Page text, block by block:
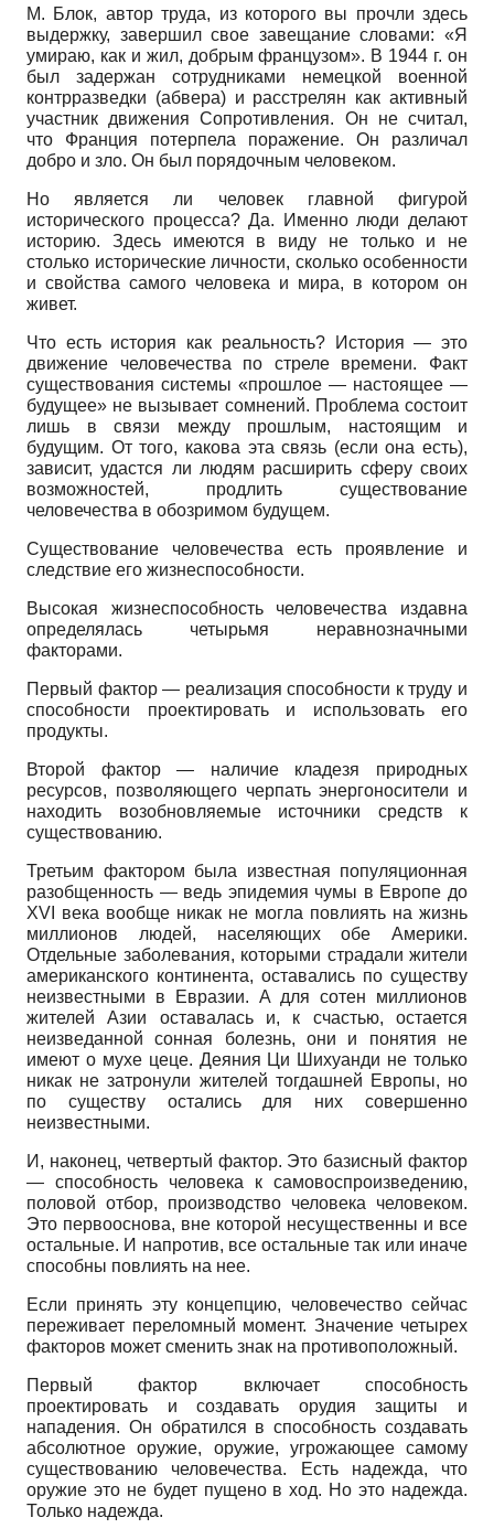
М. Блок, автор труда, из которого вы прочли здесь
выдержку, завершил свое завещание словами: «Я
умираю, как и жил, добрым французом». В 1944 г. он
был задержан сотрудниками немецкой военной
контрразведки (абвера) и расстрелян как активный
участник движения Сопротивления. Он не считал,
что Франция потерпела поражение. Он различал
добро и зло. Он был порядочным человеком.
Но является ли человек главной фигурой
исторического процесса? Да. Именно люди делают
историю. Здесь имеются в виду не только и не
столько исторические личности, сколько особенности
и свойства самого человека и мира, в котором он
живет.
Что есть история как реальность? История — это
движение человечества по стреле времени. Факт
существования системы «прошлое — настоящее —
будущее» не вызывает сомнений. Проблема состоит
лишь в связи между прошлым, настоящим и
будущим. От того, какова эта связь (если она есть),
зависит, удастся ли людям расширить сферу своих
возможностей, продлить существование
человечества в обозримом будущем.
Существование человечества есть проявление и
следствие его жизнеспособности.
Высокая жизнеспособность человечества издавна
определялась четырьмя неравнозначными
факторами.
Первый фактор — реализация способности к труду и
способности проектировать и использовать его
продукты.
Второй фактор — наличие кладезя природных
ресурсов, позволяющего черпать энергоносители и
находить возобновляемые источники средств к
существованию.
Третьим фактором была известная популяционная
разобщенность — ведь эпидемия чумы в Европе до
XVI века вообще никак не могла повлиять на жизнь
миллионов людей, населяющих обе Америки.
Отдельные заболевания, которыми страдали жители
американского континента, оставались по существу
неизвестными в Евразии. А для сотен миллионов
жителей Азии оставалась и, к счастью, остается
неизведанной сонная болезнь, они и понятия не
имеют о мухе цеце. Деяния Ци Шихуанди не только
никак не затронули жителей тогдашней Европы, но
по существу остались для них совершенно
неизвестными.
И, наконец, четвертый фактор. Это базисный фактор
— способность человека к самовоспроизведению,
половой отбор, производство человека человеком.
Это первооснова, вне которой несущественны и все
остальные. И напротив, все остальные так или иначе
способны повлиять на нее.
Если принять эту концепцию, человечество сейчас
переживает переломный момент. Значение четырех
факторов может сменить знак на противоположный.
Первый фактор включает способность
проектировать и создавать орудия защиты и
нападения. Он обратился в способность создавать
абсолютное оружие, оружие, угрожающее самому
существованию человечества. Есть надежда, что
оружие это не будет пущено в ход. Но это надежда.
Только надежда.